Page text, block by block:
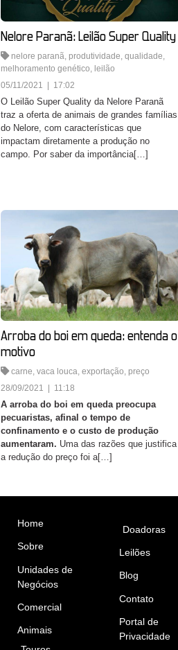
Nelore Paranã: Leilão Super Quality
nelore paranã, produtividade, qualidade,
melhoramento genético, leilão
05/11/2021 | 17:02
O Leilão Super Quality da Nelore Paranã
traz a oferta de animais de grandes famílias
do Nelore, com características que
impactam diretamente a produção no
campo. Por saber da importância[…]
Arroba do boi em queda: entenda o
motivo
carne, vaca louca, exportação, preço
28/09/2021 | 11:18
A arroba do boi em queda preocupa
pecuaristas, afinal o tempo de
confinamento e o custo de produção
aumentaram. Uma das razões que justifica
a redução do preço foi a[…]
Home
Sobre
Unidades de
Negócios
Comercial
Animais
Doadoras
Leilões
Blog
Contato
Portal de
Privacidade